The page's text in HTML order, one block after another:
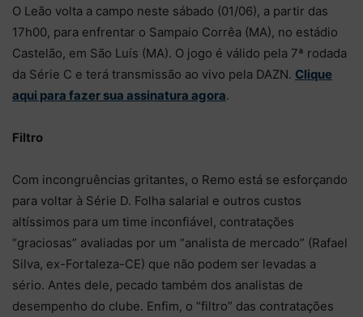
O Leão volta a campo neste sábado (01/06), a partir das
17h00, para enfrentar o Sampaio Corrêa (MA), no estádio
Castelão, em São Luís (MA). O jogo é válido pela 7ª rodada
da Série C e terá transmissão ao vivo pela DAZN. Clique
aqui para fazer sua assinatura agora.
Filtro
Com incongruências gritantes, o Remo está se esforçando
para voltar à Série D. Folha salarial e outros custos
altíssimos para um time inconfiável, contratações
“graciosas” avaliadas por um “analista de mercado” (Rafael
Silva, ex-Fortaleza-CE) que não podem ser levadas a
sério. Antes dele, pecado também dos analistas de
desempenho do clube. Enfim, o “filtro” das contratações